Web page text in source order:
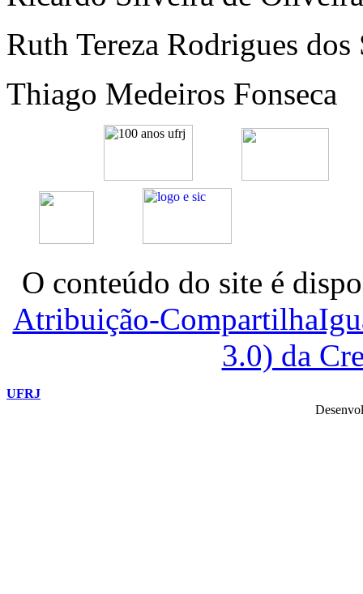
Ruth Tereza Rodrigues dos
Thiago Medeiros Fonseca
O conteúdo do site é
Atribuição-
3.0) da
UFRJ